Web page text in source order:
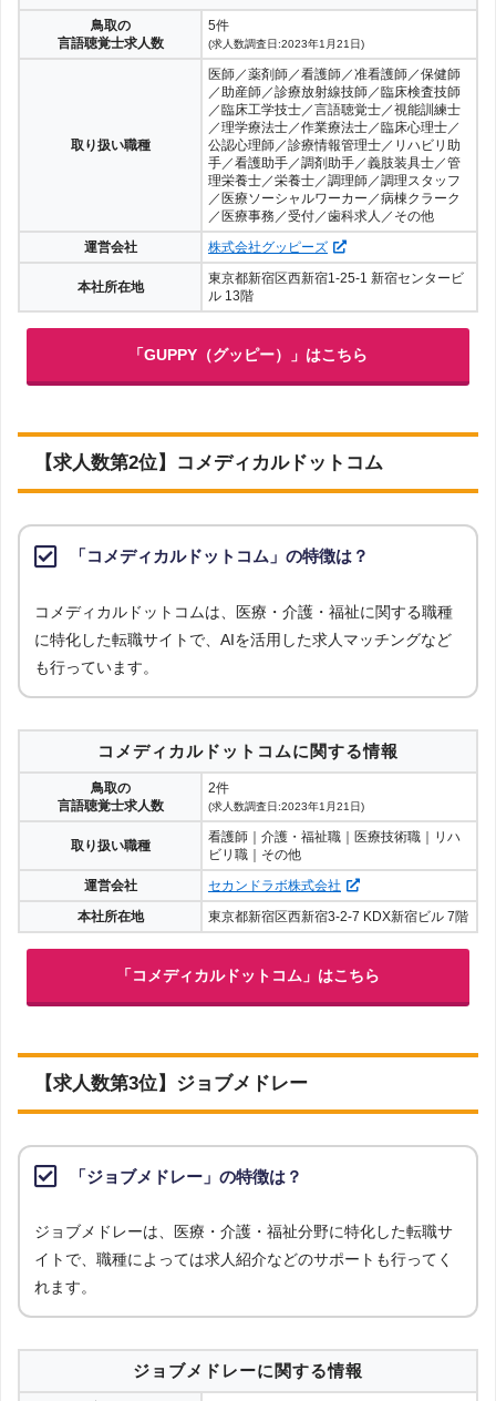
鳥取の
言語聴覚士求人数
5件
(求人数調査日:2023年1月21日)
取り扱い職種
医師／薬剤師／看護師／准看護師／保健師
／助産師／診療放射線技師／臨床検査技師
／臨床工学技士／言語聴覚士／視能訓練士
／理学療法士／作業療法士／臨床心理士／
公認心理師／診療情報管理士／リハビリ助
手／看護助手／調剤助手／義肢装具士／管
理栄養士／栄養士／調理師／調理スタッフ
／医療ソーシャルワーカー／病棟クラーク
／医療事務／受付／歯科求人／その他
運営会社
株式会社グッピーズ
本社所在地
東京都新宿区西新宿1-25-1 新宿センタービ
ル 13階
「GUPPY（グッピー）」はこちら
【求人数第2位】コメディカルドットコム
「コメディカルドットコム」の特徴は？
コメディカルドットコムは、医療・介護・福祉に関する職種
に特化した転職サイトで、AIを活用した求人マッチングなど
も行っています。
コメディカルドットコムに関する情報
鳥取の
言語聴覚士求人数
2件
(求人数調査日:2023年1月21日)
取り扱い職種
看護師｜介護・福祉職｜医療技術職｜リハ
ビリ職｜その他
運営会社
セカンドラボ株式会社
本社所在地
東京都新宿区西新宿3-2-7 KDX新宿ビル 7階
「コメディカルドットコム」はこちら
【求人数第3位】ジョブメドレー
「ジョブメドレー」の特徴は？
ジョブメドレーは、医療・介護・福祉分野に特化した転職サ
イトで、職種によっては求人紹介などのサポートも行ってく
れます。
ジョブメドレーに関する情報